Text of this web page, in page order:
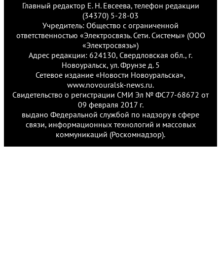
Главный редактор Е. Н. Евсеева, телефон редакции
(34370) 5-28-03
Учредитель: Общество с ограниченной
ответственностью «Электросвязь. Сети. Системы» (ООО
«Электросвязь»)
Адрес редакции: 624130, Свердловская обл., г.
Новоуральск, ул. Фрунзе д. 5
Сетевое издание «Новости Новоуральска»,
www.novouralsk-news.ru.
Свидетельство о регистрации СМИ Эл № ФС77-68672 от
09 февраля 2017 г.
выдано Федеральной службой по надзору в сфере
связи, информационных технологий и массовых
коммуникаций (Роскомнадзор).